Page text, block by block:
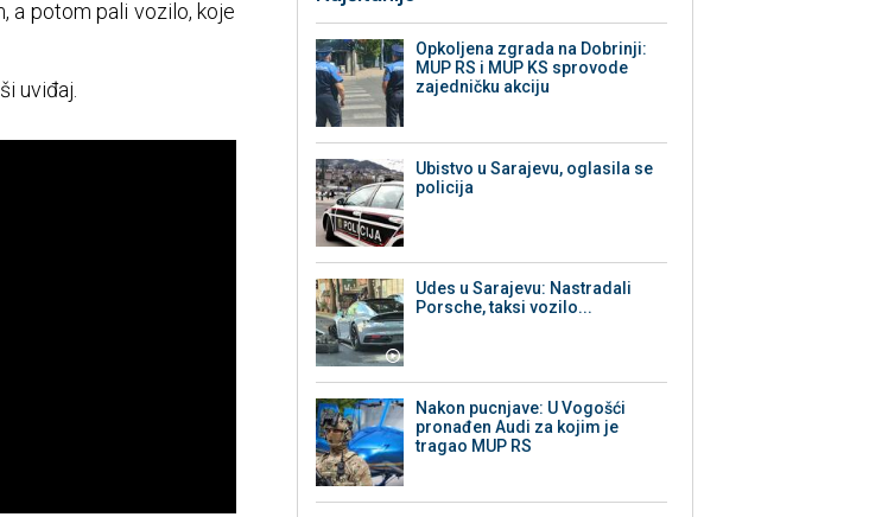
a potom pali vozilo, koje
uviđaj.
Opkoljena zgrada na Dobrinji:
MUP RS i MUP KS sprovode
zajedničku akciju
Ubistvo u Sarajevu, oglasila se
policija
Udes u Sarajevu: Nastradali
Porsche, taksi vozilo...
Nakon pucnjave: U Vogošći
pronađen Audi za kojim je
tragao MUP RS